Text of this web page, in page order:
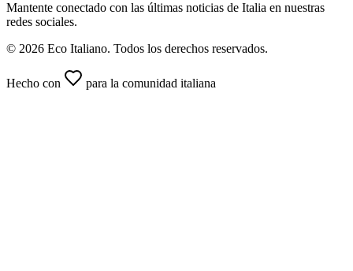
Mantente conectado con las últimas noticias de Italia en nuestras
redes sociales.
© 2026 Eco Italiano. Todos los derechos reservados.
Hecho con para la comunidad italiana